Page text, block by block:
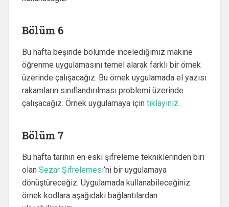
Bölüm 6
Bu hafta beşinde bölümde incelediğimiz makine
öğrenme uygulamasını temel alarak farklı bir örnek
üzerinde çalışacağız. Bu örnek uygulamada el yazısı
rakamların sınıflandırılması problemi üzerinde
çalışacağız. Örnek uygulamaya için tıklayınız.
Bölüm 7
Bu hafta tarihin en eski şifreleme tekniklerinden biri
olan Sezar Şifrelemesi‘ni bir uygulamaya
dönüştüreceğiz. Uygulamada kullanabileceğiniz
örnek kodlara aşağıdaki bağlantılardan